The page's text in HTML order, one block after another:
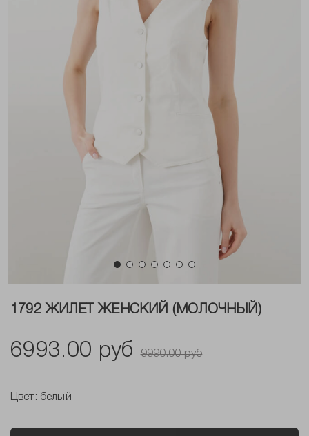
1792 ЖИЛЕТ ЖЕНСКИЙ (МОЛОЧНЫЙ)
6993.00 руб 9990.00 руб
Цвет: белый